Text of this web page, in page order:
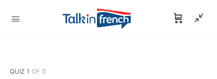
QUIZ 1 OF 0